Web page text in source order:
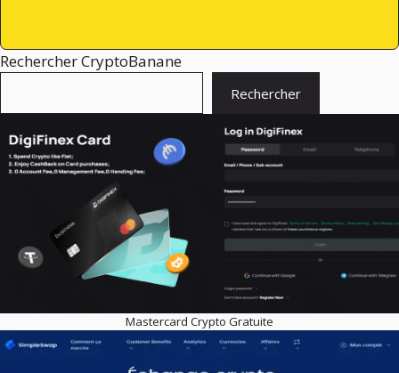
Rechercher CryptoBanane
Rechercher
Mastercard Crypto Gratuite